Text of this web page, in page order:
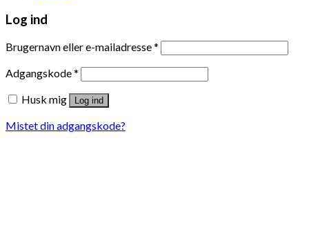
Log ind
Brugernavn eller e-mailadresse*
Adgangskode*
Husk mig
Log ind
Mistet din adgangskode?